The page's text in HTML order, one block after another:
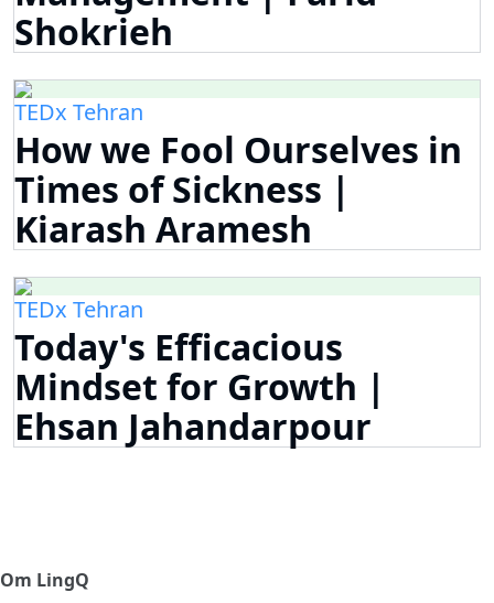
Shokrieh
TEDx Tehran
How we Fool Ourselves in
Times of Sickness |
Kiarash Aramesh
TEDx Tehran
Today's Efficacious
Mindset for Growth |
Ehsan Jahandarpour
Om LingQ